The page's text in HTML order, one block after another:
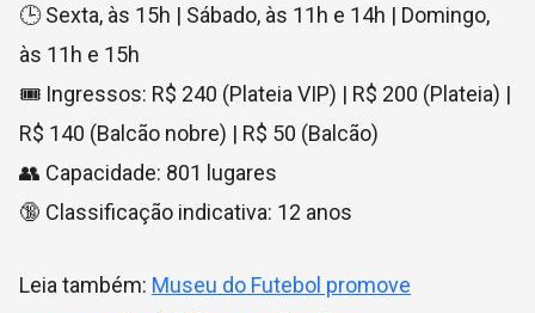
🕒 Sexta, às 15h | Sábado, às 11h e 14h | Domingo,
às 11h e 15h
🎟️ Ingressos: R$ 240 (Plateia VIP) | R$ 200 (Plateia) |
R$ 140 (Balcão nobre) | R$ 50 (Balcão)
👥 Capacidade: 801 lugares
🔞 Classificação indicativa: 12 anos
Leia também: Museu do Futebol promove